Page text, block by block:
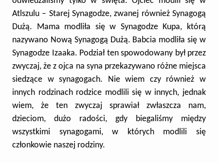
Atlszulu – Starej Synagodze, zwanej również Synagogą
Dużą. Mama modliła się w Synagodze Kupa, którą
nazywano Nową Synagogą Dużą. Babcia modliła się w
Synagodze Izaaka. Podział ten spowodowany był przez
zwyczaj, że z ojca na syna przekazywano różne miejsca
siedzące w synagogach. Nie wiem czy również w
innych rodzinach rodzice modlili się w innych, jednak
wiem, że ten zwyczaj sprawiał zwłaszcza nam,
dzieciom, dużo radości, gdy biegaliśmy między
wszystkimi synagogami, w których modlili się
członkowie naszej rodziny.